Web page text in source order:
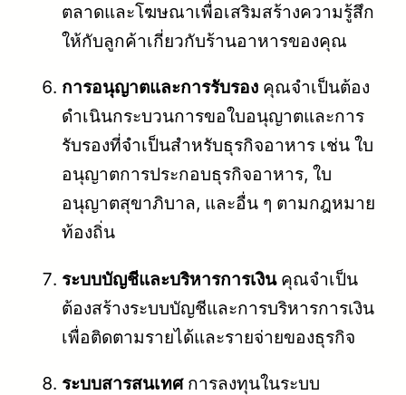
ตลาดและโฆษณาเพื่อเสริมสร้างความรู้สึก
ให้กับลูกค้าเกี่ยวกับร้านอาหารของคุณ
การอนุญาตและการรับรอง คุณจำเป็นต้อง
ดำเนินกระบวนการขอใบอนุญาตและการ
รับรองที่จำเป็นสำหรับธุรกิจอาหาร เช่น ใบ
อนุญาตการประกอบธุรกิจอาหาร, ใบ
อนุญาตสุขาภิบาล, และอื่น ๆ ตามกฎหมาย
ท้องถิ่น
ระบบบัญชีและบริหารการเงินคุณจำเป็น
ต้องสร้างระบบบัญชีและการบริหารการเงิน
เพื่อติดตามรายได้และรายจ่ายของธุรกิจ
ระบบสารสนเทศการลงทุนในระบบ